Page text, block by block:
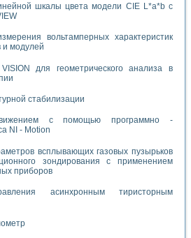
шкалы цвета модели CIE L*a*b с
вольтамперных характеристик
и модулей
для геометрического анализа в
стабилизации
с помощью программно -
NI - Motion
всплывающих газовых пузырьков
зондирования с применением
приборов
асинхронным тиристорным